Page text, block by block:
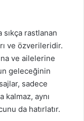
rastlanan
ve özverileridir.
ve ailelerine
geleceğinin
sadece
kalmaz, aynı
da hatırlatır.